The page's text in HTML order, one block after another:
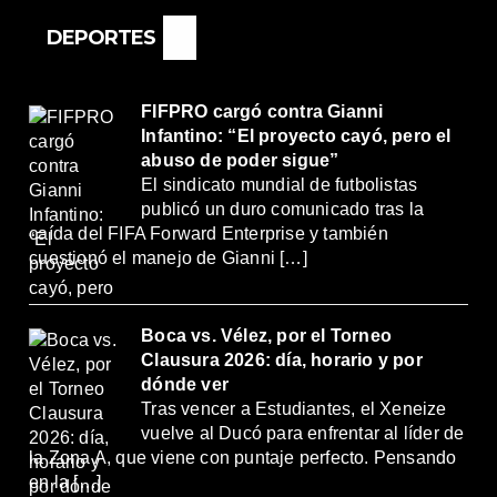
DEPORTES
FIFPRO cargó contra Gianni
Infantino: “El proyecto cayó, pero el
abuso de poder sigue”
El sindicato mundial de futbolistas
publicó un duro comunicado tras la
caída del FIFA Forward Enterprise y también
cuestionó el manejo de Gianni […]
Boca vs. Vélez, por el Torneo
Clausura 2026: día, horario y por
dónde ver
Tras vencer a Estudiantes, el Xeneize
vuelve al Ducó para enfrentar al líder de
la Zona A, que viene con puntaje perfecto. Pensando
en la […]